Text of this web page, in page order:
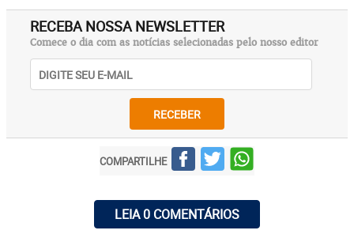
RECEBA NOSSA NEWSLETTER
Comece o dia com as notícias selecionadas pelo nosso editor
RECEBER
COMPARTILHE
LEIA 0 COMENTÁRIOS